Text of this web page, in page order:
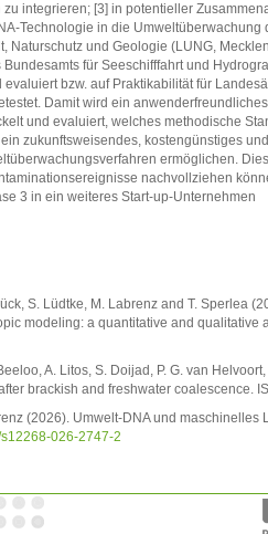
integrieren; [3] in potentieller
Technologie in die Umweltüberwachung
Naturschutz und Geologie (LUNG,
für Seeschifffahrt und
bzw. auf Praktikabilität für
Damit wird ein anwenderfreundliches
und evaluiert, welches methodische
zukunftsweisendes, kostengünstiges und
ermöglichen.
nachvollziehen
3 in ein weiteres Start-up-Unternehmen
S. Lüdtke, M. Labrenz and T. Sperlea
modeling: a quantitative and qualitative
A. Litos, S. Doijad, P. G. van
brackish and freshwater coalescence.
(2026). Umwelt-DNA und
026-2747-2